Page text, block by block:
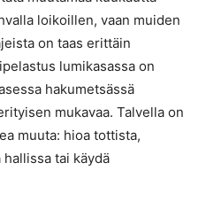
loikoillen, vaan muiden
on taas erittäin
lumikasassa on
hakumetsässä
mukavaa. Talvella on
muuta: hioa tottista,
tai käydä